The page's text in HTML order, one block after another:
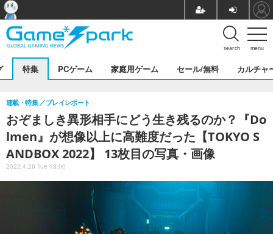
menu
search
特集 PCゲーム 家庭用ゲーム セール/無料 カルチャ
おぞましき異形相手にどう生き残るのか？『Do
lmen』が想像以上に高難度だった【TOKYO S
ANDBOX 2022】 13枚目の写真・画像
連載・特集 プレイレポート
2022.4.26 Tue 18:00